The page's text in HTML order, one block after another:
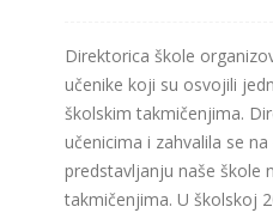
Direktorica škole
učenike koji su osvojili
školskim takmičenjima.
učenicima i zahvalila se
predstavljanju naše škole
takmičenjima. U školskoj